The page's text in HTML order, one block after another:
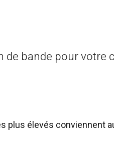
de bande pour votre
plus élevés conviennent